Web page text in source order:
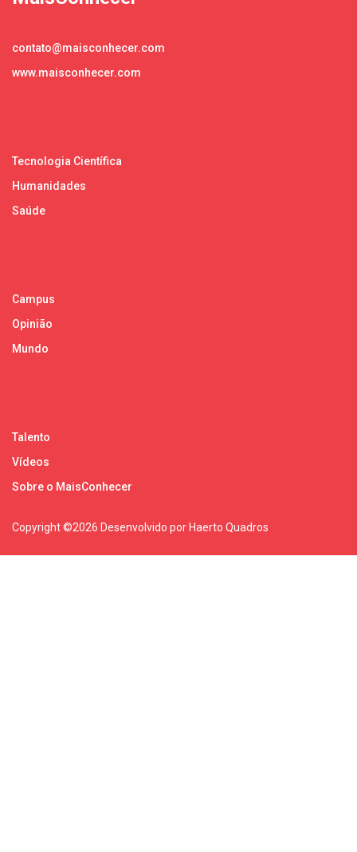
contato@maisconhecer.com
www.maisconhecer.com
Tecnologia Científica
Humanidades
Saúde
Campus
Opinião
Mundo
Talento
Vídeos
Sobre o MaisConhecer
Copyright ©2026 Desenvolvido por Haerto Quadros